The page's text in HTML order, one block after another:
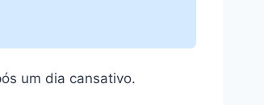
um dia cansativo.